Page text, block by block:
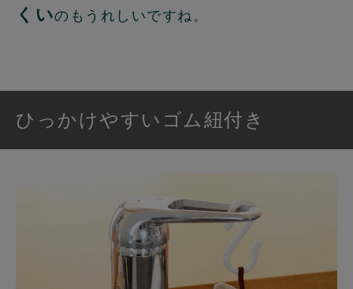
くいのもうれしいですね。
ひっかけやすいゴム紐付き